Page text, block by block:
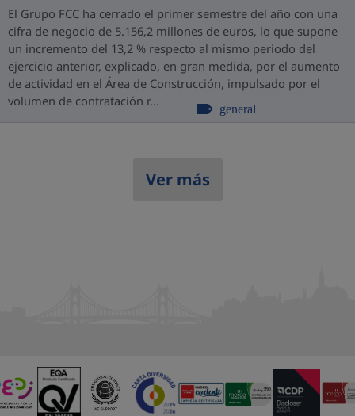
El Grupo FCC ha cerrado el primer semestre del año con una
cifra de negocio de 5.156,2 millones de euros, lo que supone
un incremento del 13,2 % respecto al mismo periodo del
ejercicio anterior, explicado, en gran medida, por el aumento
de actividad en el Área de Construcción, impulsado por el
volumen de contratación r...
general
Ver más